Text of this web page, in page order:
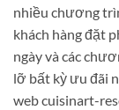
nhiều chương
khách hàng đặt
ngày và các
lỡ bất kỳ ưu đãi
web cuisinart-